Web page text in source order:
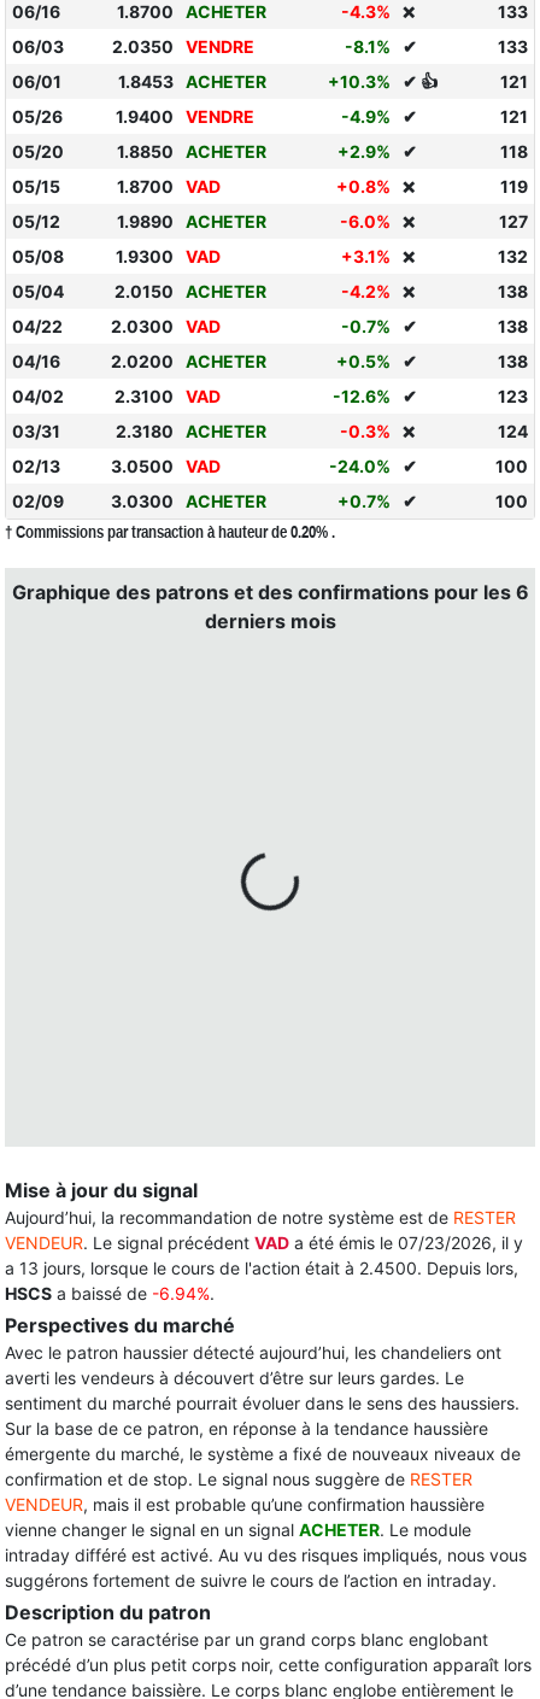
06/16
1.8700 ACHETER -4.3% ❌
133
06/03
2.0350 VENDRE -8.1% ✔
133
06/01
1.8453 ACHETER +10.3% ✔ 👍
121
05/26
1.9400 VENDRE -4.9% ✔
121
05/20
1.8850 ACHETER +2.9% ✔
118
05/15
1.8700 VAD +0.8% ❌
119
05/12
1.9890 ACHETER -6.0% ❌
127
05/08
1.9300 VAD +3.1% ❌
132
05/04
2.0150 ACHETER -4.2% ❌
138
04/22
2.0300 VAD -0.7% ✔
138
04/16
2.0200 ACHETER +0.5% ✔
138
04/02
2.3100 VAD -12.6% ✔
123
03/31
2.3180 ACHETER -0.3% ❌
124
02/13
3.0500 VAD -24.0% ✔
100
02/09
3.0300 ACHETER +0.7% ✔ 100
† Commissions par transaction à hauteur de 0.20% .
Graphique des patrons et des confirmations pour les 6
derniers mois
Mise à jour du signal
Aujourd’hui, la recommandation de notre système est de RESTER
VENDEUR. Le signal précédent VAD a été émis le 07/23/2026, il y
a 13 jours, lorsque le cours de l'action était à 2.4500. Depuis lors,
HSCS a baissé de -6.94%.
Perspectives du marché
Avec le patron haussier détecté aujourd’hui, les chandeliers ont
averti les vendeurs à découvert d’être sur leurs gardes. Le
sentiment du marché pourrait évoluer dans le sens des haussiers.
Sur la base de ce patron, en réponse à la tendance haussière
émergente du marché, le système a fixé de nouveaux niveaux de
confirmation et de stop. Le signal nous suggère de RESTER
VENDEUR, mais il est probable qu’une confirmation haussière
vienne changer le signal en un signal ACHETER. Le module
intraday différé est activé. Au vu des risques impliqués, nous vous
suggérons fortement de suivre le cours de l’action en intraday.
Description du patron
Ce patron se caractérise par un grand corps blanc englobant
précédé d’un plus petit corps noir, cette configuration apparaît lors
d’une tendance baissière. Le corps blanc englobe entièrement le